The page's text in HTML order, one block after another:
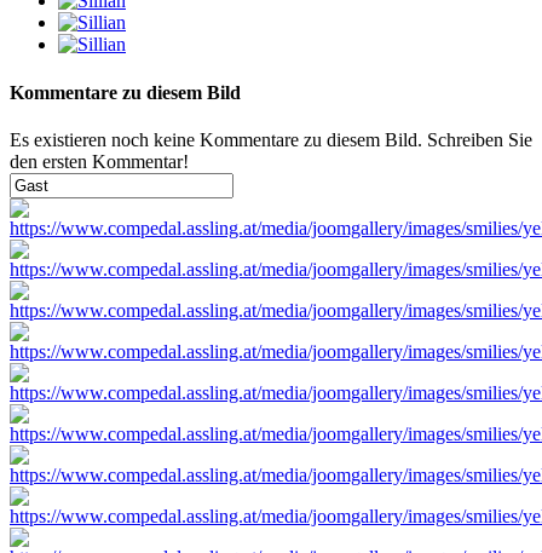
Kommentare zu diesem Bild
Es existieren noch keine Kommentare zu diesem Bild. Schreiben Sie
den ersten Kommentar!